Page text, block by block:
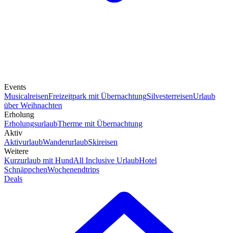
Events
MusicalreisenFreizeitpark mit ÜbernachtungSilvesterreisenUrlaub
über Weihnachten
Erholung
ErholungsurlaubTherme mit Übernachtung
Aktiv
AktivurlaubWanderurlaubSkireisen
Weitere
Kurzurlaub mit HundAll Inclusive UrlaubHotel
SchnäppchenWochenendtrips
Deals